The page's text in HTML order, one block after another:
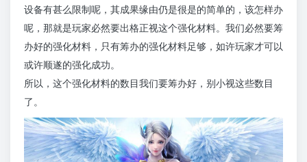
设备有甚么限制呢，其成果缘由仍是很是的简单的，该怎样办
呢，那就是玩家必然要出格正视这个强化材料。我们必然要筹
办好的强化材料，只有筹办的强化材料足够，如许玩家才可以
或许顺遂的强化成功。
所以，这个强化材料的数目我们要筹办好，别小视这些数目
了。